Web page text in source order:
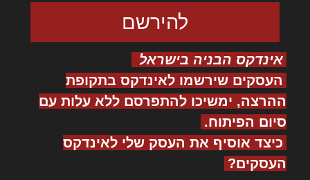
אינדקס הבניה בישראל
העסקים שירשמו לאינדקס בתקופת
ההרצה, ימשיכו להתפרסם ללא עלות עם
סיום הפיתוח.
כיצד אוסיף את העסק שלי לאינדקס
העסקים?